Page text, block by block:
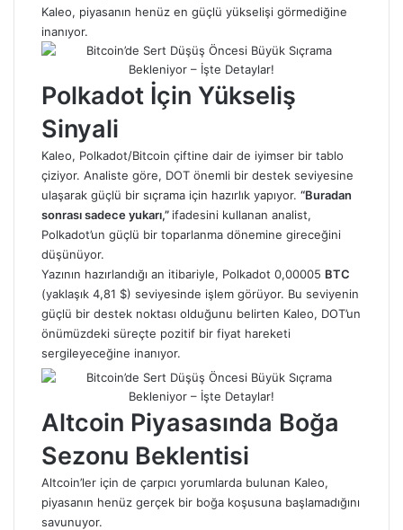
Kaleo, piyasanın henüz en güçlü yükselişi görmediğine
inanıyor.
Polkadot İçin Yükseliş
Sinyali
Kaleo, Polkadot/Bitcoin çiftine dair de iyimser bir tablo
çiziyor. Analiste göre, DOT önemli bir destek seviyesine
ulaşarak güçlü bir sıçrama için hazırlık yapıyor. “Buradan
sonrası sadece yukarı,” ifadesini kullanan analist,
Polkadot’un güçlü bir toparlanma dönemine gireceğini
düşünüyor.
Yazının hazırlandığı an itibariyle, Polkadot 0,00005 BTC
(yaklaşık 4,81 $) seviyesinde işlem görüyor. Bu seviyenin
güçlü bir destek noktası olduğunu belirten Kaleo, DOT’un
önümüzdeki süreçte pozitif bir fiyat hareketi
sergileyeceğine inanıyor.
Altcoin Piyasasında Boğa
Sezonu Beklentisi
Altcoin’ler için de çarpıcı yorumlarda bulunan Kaleo,
piyasanın henüz gerçek bir boğa koşusuna başlamadığını
savunuyor.